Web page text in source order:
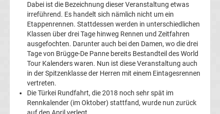
Liga
Tabelle
Pokal
Dabei ist die Bezeichnung dieser Veranstaltung etwas
irreführend. Es handelt sich nämlich nicht um ein
Etappenrennen. Stattdessen werden in unterschiedlichen
Klassen über drei Tage hinweg Rennen und Zeitfahren
ausgefochten. Darunter auch bei den Damen, wo die drei
Tage von Brügge-De Panne bereits Bestandteil des World
Tour Kalenders waren. Nun ist diese Veranstaltung auch
in der Spitzenklasse der Herren mit einem Eintagesrennen
vertreten.
Die Türkei Rundfahrt, die 2018 noch sehr spät im
Rennkalender (im Oktober) stattfand, wurde nun zurück